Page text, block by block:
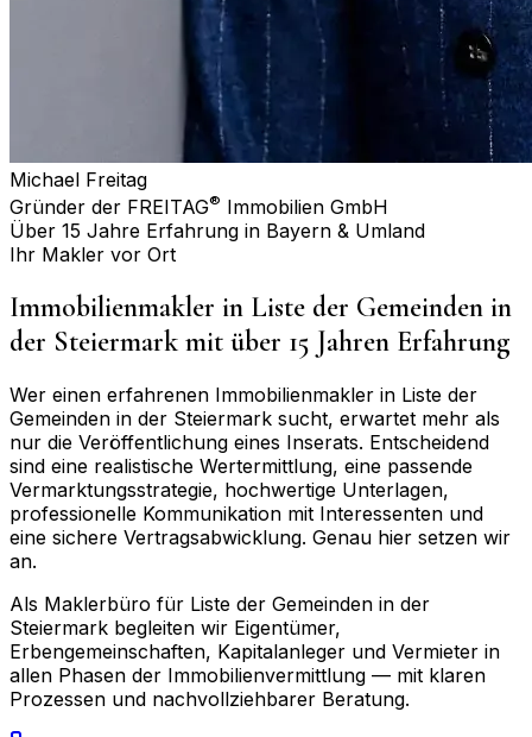
Michael Freitag
Gründer der FREITAG® Immobilien GmbH
Über 15 Jahre Erfahrung in Bayern & Umland
Ihr Makler vor Ort
Immobilienmakler in Liste der Gemeinden in
der Steiermark mit über 15 Jahren Erfahrung
Wer einen erfahrenen Immobilienmakler in Liste der
Gemeinden in der Steiermark sucht, erwartet mehr als
nur die Veröffentlichung eines Inserats. Entscheidend
sind eine realistische Wertermittlung, eine passende
Vermarktungsstrategie, hochwertige Unterlagen,
professionelle Kommunikation mit Interessenten und
eine sichere Vertragsabwicklung. Genau hier setzen wir
an.
Als Maklerbüro für Liste der Gemeinden in der
Steiermark begleiten wir Eigentümer,
Erbengemeinschaften, Kapitalanleger und Vermieter in
allen Phasen der Immobilienvermittlung — mit klaren
Prozessen und nachvollziehbarer Beratung.